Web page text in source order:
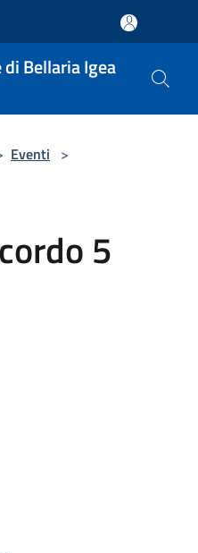
di Bellaria Igea
Eventi >
5